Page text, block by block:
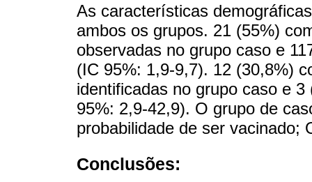
As características
ambos os grupos. 21 (55%)
observadas no grupo caso e
(IC 95%: 1,9-9,7). 12 (30,8%)
identificadas no grupo caso e
95%: 2,9-42,9). O grupo de
probabilidade de ser vacinado;
Conclusões: